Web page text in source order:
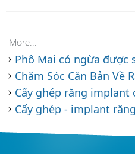
More...
Phô Mai có ngừa được
Chăm Sóc Căn Bản Về
Cấy ghép răng implant
Cấy ghép - implant